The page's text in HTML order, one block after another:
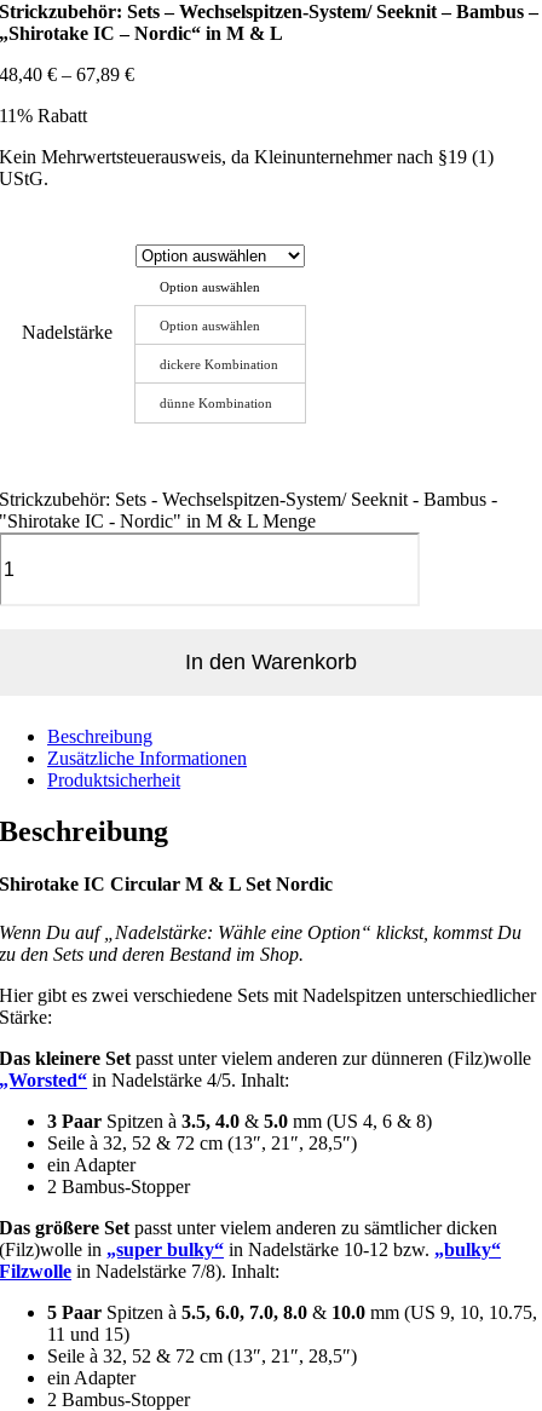
Strickzubehör: Sets – Wechselspitzen-System/ Seeknit – Bambus –
„Shirotake IC – Nordic“ in M & L
48,40€ –67,89€
11% Rabatt
Kein Mehrwertsteuerausweis, da Kleinunternehmer nach §19 (1)
UStG.
Nadelstärke
Option auswählen
Option auswählen
dickere Kombination
dünne Kombination
Strickzubehör: Sets - Wechselspitzen-System/ Seeknit - Bambus -
"Shirotake IC - Nordic" in M & L Menge
In den Warenkorb
Beschreibung
Zusätzliche Informationen
Produktsicherheit
Beschreibung
Shirotake IC Circular M & L Set Nordic
Wenn Du auf „Nadelstärke: Wähle eine Option“ klickst, kommst Du
zu den Sets und deren Bestand im Shop.
Hier gibt es zwei verschiedene Sets mit Nadelspitzen unterschiedlicher
Stärke:
Das kleinere Set passt unter vielem anderen zur dünneren (Filz)wolle
„Worsted“ in Nadelstärke 4/5. Inhalt:
3 Paar Spitzen à3.5, 4.0 &5.0 mm (US 4, 6 & 8)
Seile à 32, 52 & 72 cm (13″, 21″, 28,5″)
ein Adapter
2 Bambus-Stopper
Das größere Set passt unter vielem anderen zu sämtlicher dicken
(Filz)wolle in „super bulky“ in Nadelstärke 10-12 bzw. „bulky“
Filzwolle in Nadelstärke 7/8). Inhalt:
5 Paar Spitzen à5.5, 6.0, 7.0, 8.0 & 10.0 mm (US 9, 10, 10.75,
11 und 15)
Seile à 32, 52 & 72 cm (13″, 21″, 28,5″)
ein Adapter
2 Bambus-Stopper